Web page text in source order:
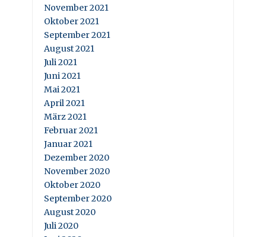
November 2021
Oktober 2021
September 2021
August 2021
Juli 2021
Juni 2021
Mai 2021
April 2021
März 2021
Februar 2021
Januar 2021
Dezember 2020
November 2020
Oktober 2020
September 2020
August 2020
Juli 2020